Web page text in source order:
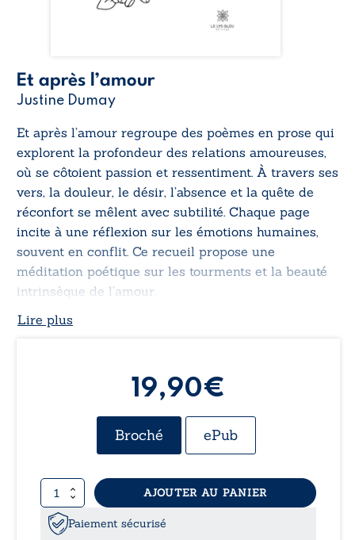
Et après l’amour
Justine Dumay
Et après l’amour regroupe des poèmes en prose qui
explorent la profondeur des relations amoureuses,
où se côtoient passion et ressentiment. À travers ses
vers, la douleur, le désir, l’absence et la quête de
réconfort se mêlent avec subtilité. Chaque page
incite à une réflexion sur les émotions humaines,
souvent en conflit. Ce recueil propose une
méditation poétique sur les tourments et la beauté
intrinsèque de l’amour.
Lire plus
19,90€
Broché ePub
quantité
de
Et
après
AJOUTER AU PANIER
Paiement sécurisé